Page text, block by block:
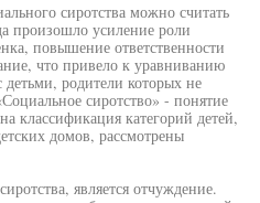
сиротства можно считать
произошло усиление роли
повышение ответственности
что привело к уравниванию
родители которых не
сиротство» - понятие
классификация категорий детей,
домов, рассмотрены
является отчуждение.